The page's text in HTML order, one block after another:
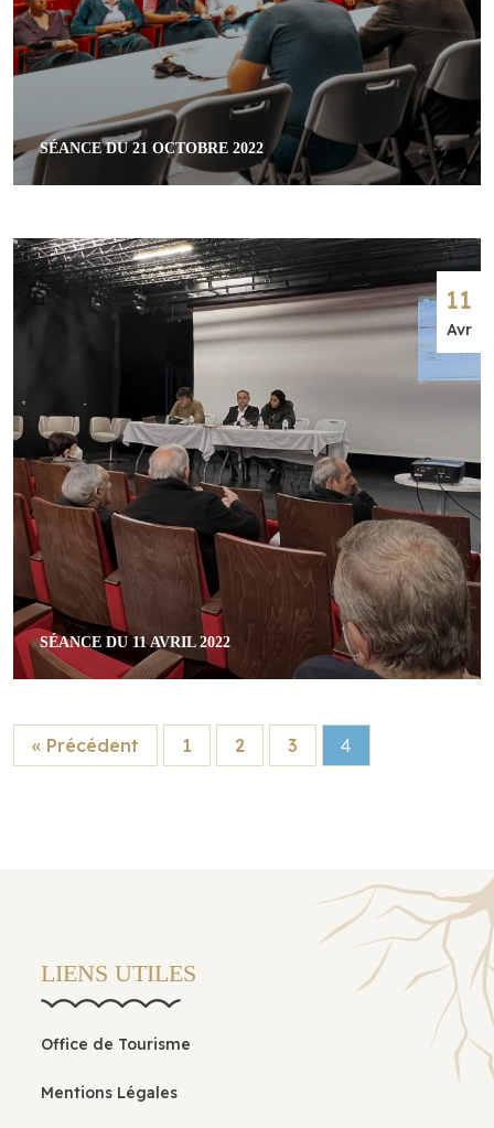
SÉANCE DU 21 OCTOBRE 2022
11
Avr
SÉANCE DU 11 AVRIL 2022
« Précédent 1 2 3 4
LIENS UTILES
Office de Tourisme
Mentions Légales